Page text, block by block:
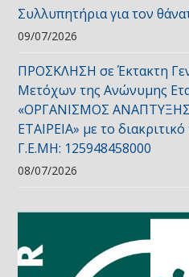
Συλλυπητήρια για τον
09/07/2026
ΠΡΟΣΚΛΗΣΗ σε Έκτακτη
Μετόχων της Ανώνυμης
«ΟΡΓΑΝΙΣΜΟΣ
ΕΤΑΙΡΕΙΑ» με το
Γ.Ε.ΜΗ: 125948458000
08/07/2026